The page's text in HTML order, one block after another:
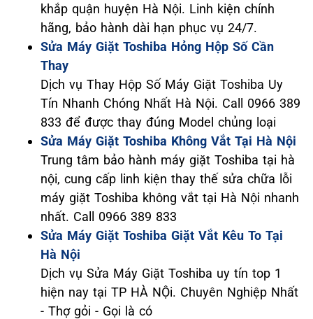
khắp quận huyện Hà Nội. Linh kiện chính
hãng, bảo hành dài hạn phục vụ 24/7.
Sửa Máy Giặt Toshiba Hỏng Hộp Số Cần
Thay
Dịch vụ Thay Hộp Số Máy Giặt Toshiba Uy
Tín Nhanh Chóng Nhất Hà Nội. Call 0966 389
833 để được thay đúng Model chủng loại
Sửa Máy Giặt Toshiba Không Vắt Tại Hà Nội
Trung tâm bảo hành máy giặt Toshiba tại hà
nội, cung cấp linh kiện thay thế sửa chữa lỗi
máy giặt Toshiba không vắt tại Hà Nội nhanh
nhất. Call 0966 389 833
Sửa Máy Giặt Toshiba Giặt Vắt Kêu To Tại
Hà Nội
Dịch vụ Sửa Máy Giặt Toshiba uy tín top 1
hiện nay tại TP HÀ NỘi. Chuyên Nghiệp Nhất
- Thợ gỏi - Gọi là có